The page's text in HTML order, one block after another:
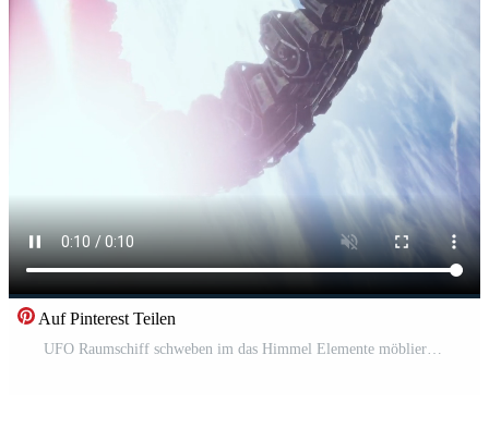
Auf Pinterest Teilen